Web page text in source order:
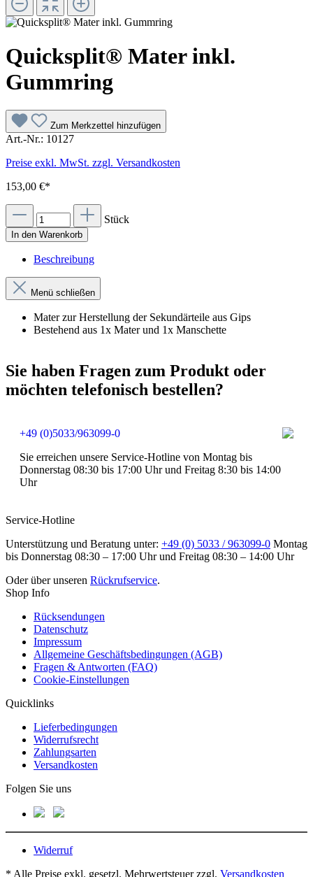
Quicksplit® Mater inkl.
Gummring
Zum Merkzettel hinzufügen
Art.-Nr.: 10127
Preise exkl. MwSt. zzgl. Versandkosten
153,00 €*
Stück
In den Warenkorb
Beschreibung
Menü schließen
Mater zur Herstellung der Sekundärteile aus Gips
Bestehend aus 1x Mater und 1x Manschette
Sie haben Fragen zum Produkt oder
möchten telefonisch bestellen?
+49 (0)5033/963099-0
Sie erreichen unsere Service-Hotline von Montag bis
Donnerstag 08:30 bis 17:00 Uhr und Freitag 8:30 bis 14:00
Uhr
Service-Hotline
Unterstützung und Beratung unter: +49 (0) 5033 / 963099-0 Montag
bis Donnerstag 08:30 – 17:00 Uhr und Freitag 08:30 – 14:00 Uhr
Oder über unseren Rückrufservice.
Shop Info
Rücksendungen
Datenschutz
Impressum
Allgemeine Geschäftsbedingungen (AGB)
Fragen & Antworten (FAQ)
Cookie-Einstellungen
Quicklinks
Lieferbedingungen
Widerrufsrecht
Zahlungsarten
Versandkosten
Folgen Sie uns
Widerruf
* Alle Preise exkl. gesetzl. Mehrwertsteuer zzgl. Versandkosten